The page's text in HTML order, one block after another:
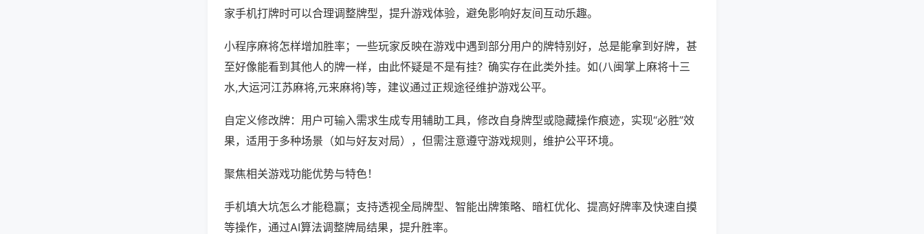
家手机打牌时可以合理调整牌型，提升游戏体验，避免影响好友间互动乐趣。
小程序麻将怎样增加胜率；一些玩家反映在游戏中遇到部分用户的牌特别好，总是能拿到好牌，甚
至好像能看到其他人的牌一样，由此怀疑是不是有挂？确实存在此类外挂。如(八闽掌上麻将十三
水,大运河江苏麻将,元来麻将)等，建议通过正规途径维护游戏公平。
自定义修改牌：用户可输入需求生成专用辅助工具，修改自身牌型或隐藏操作痕迹，实现“必胜”效
果，适用于多种场景（如与好友对局），但需注意遵守游戏规则，维护公平环境。
聚焦相关游戏功能优势与特色！
手机填大坑怎么才能稳赢；支持透视全局牌型、智能出牌策略、暗杠优化、提高好牌率及快速自摸
等操作，通过AI算法调整牌局结果，提升胜率。